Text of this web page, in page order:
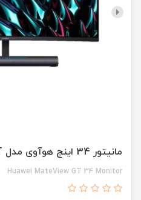
مانیتور 34 اینچ هوآوی مدل MateView GT
Huawei MateView GT 34 Monitor